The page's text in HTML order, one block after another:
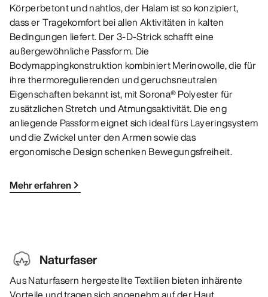
Körperbetont und nahtlos, der Halam ist so konzipiert,
dass er Tragekomfort bei allen Aktivitäten in kalten
Bedingungen liefert. Der 3-D-Strick schafft eine
außergewöhnliche Passform. Die
Bodymappingkonstruktion kombiniert Merinowolle, die für
ihre thermoregulierenden und geruchsneutralen
Eigenschaften bekannt ist, mit Sorona® Polyester für
zusätzlichen Stretch und Atmungsaktivität. Die eng
anliegende Passform eignet sich ideal fürs Layeringsystem
und die Zwickel unter den Armen sowie das
ergonomische Design schenken Bewegungsfreiheit.
Mehr erfahren
Naturfaser
Aus Naturfasern hergestellte Textilien bieten inhärente